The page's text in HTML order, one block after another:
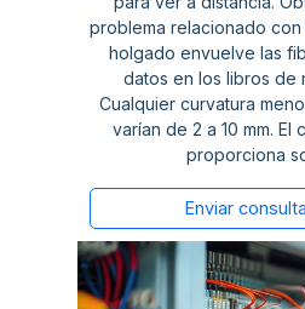
problema relacionado con
holgado envuelve las
datos en los libros de
Cualquier curvatura
varían de 2 a 10 mm. El
proporciona
Enviar